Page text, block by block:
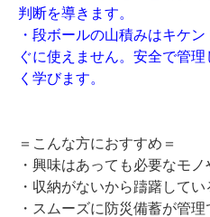
判断を導きます。
・段ボールの山積みはキケ
ぐに使えません。安全で管
く学びます。
＝こんな方におすすめ＝
・興味はあっても必要なモ
・収納がないから躊躇してい
・スムーズに防災備蓄が管